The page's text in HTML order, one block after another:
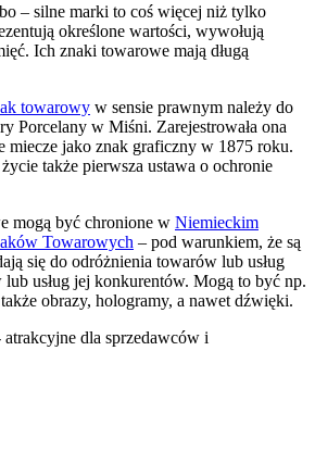
– silne marki to coś więcej niż tylko
określone wartości, wywołują
Ich znaki towarowe mają długą
towarowy w sensie prawnym należy do
Porcelany w Miśni. Zarejestrowała ona
miecze jako znak graficzny w 1875 roku.
także pierwsza ustawa o ochronie
mogą być chronione w Niemieckim
Towarowych – pod warunkiem, że są
się do odróżnienia towarów lub usług
usług jej konkurentów. Mogą to być np.
obrazy, hologramy, a nawet dźwięki.